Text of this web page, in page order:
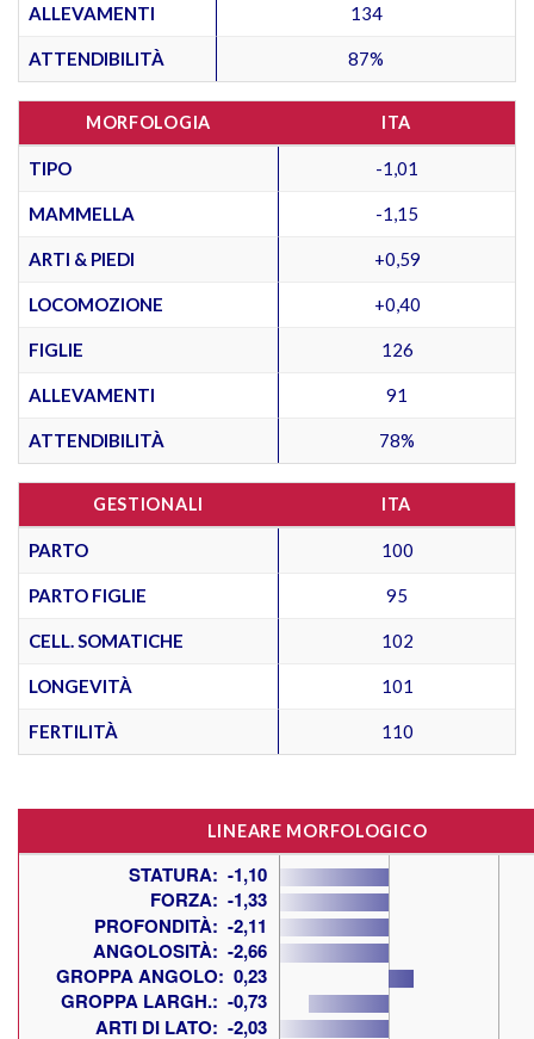
ALLEVAMENTI 134
ATTENDIBILITÀ 87%
MORFOLOGIA ITA
TIPO -1,01
MAMMELLA -1,15
ARTI & PIEDI +0,59
LOCOMOZIONE +0,40
FIGLIE 126
ALLEVAMENTI 91
ATTENDIBILITÀ 78%
GESTIONALI ITA
PARTO 100
PARTO FIGLIE 95
CELL. SOMATICHE 102
LONGEVITÀ 101
FERTILITÀ 110
LINEARE MORFOLOGICO